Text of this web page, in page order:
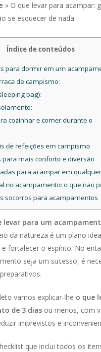
» O que levar para acampar:
se esquecer de nada
Índice de conteúdos
para dormir em um
de campismo:
bag):
cozinhar e comer durante o
de refeições em campismo
para mais conforto e diversão
para acampar em
no acampamento: o que não
socorros para acampamentos
levar para um
da natureza é um plano
e fortalecer o espírito. No
seja um sucesso, é
vamos explicar-lhe o que
de 3 dias ou menos, com
imprevistos e
que inclui todos os